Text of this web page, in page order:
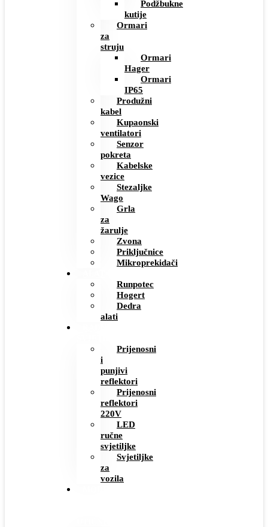
Podžbukne
kutije
Ormari
za
struju
Ormari
Hager
Ormari
IP65
Produžni
kabel
Kupaonski
ventilatori
Senzor
pokreta
Kabelske
vezice
Stezaljke
Wago
Grla
za
žarulje
Zvona
Priključnice
Mikroprekidači
Runpotec
Hogert
Dedra
alati
Prijenosni
i
punjivi
reflektori
Prijenosni
reflektori
220V
LED
ručne
svjetiljke
Svjetiljke
za
vozila